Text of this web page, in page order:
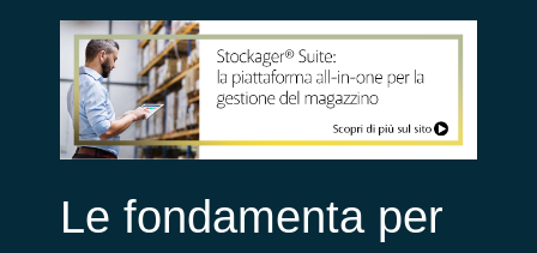
Le fondamenta per